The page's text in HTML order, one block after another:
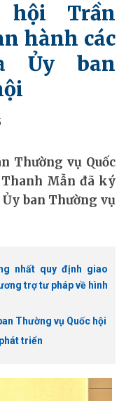
hội Trần
hành các
Ủy ban
Thường vụ Quốc
Mẫn đã ký
ban Thường vụ
nhất quy định giao
trợ tư pháp về hình
Thường vụ Quốc hội
triển